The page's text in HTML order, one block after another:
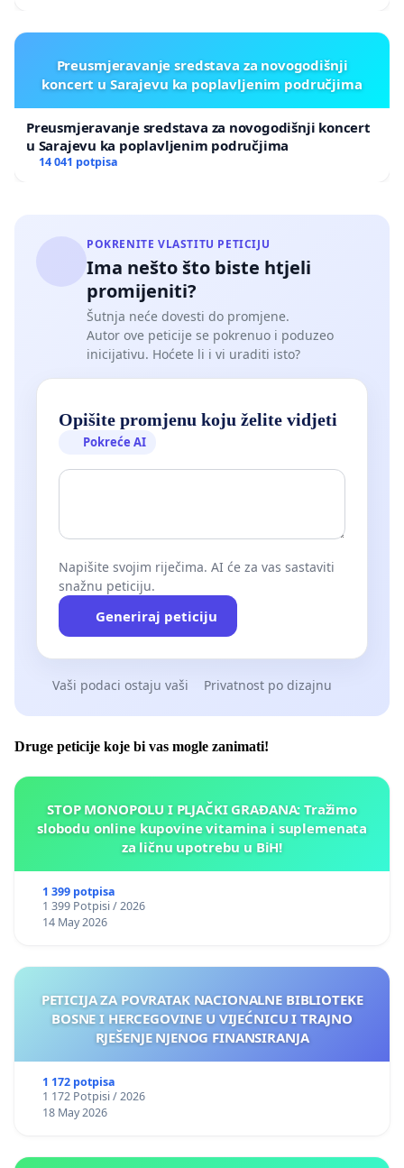
Preusmjeravanje sredstava za novogodišnji
koncert u Sarajevu ka poplavljenim područjima
Preusmjeravanje sredstava za novogodišnji koncert
u Sarajevu ka poplavljenim područjima
14 041 potpisa
POKRENITE VLASTITU PETICIJU
Ima nešto što biste htjeli
promijeniti?
Šutnja neće dovesti do promjene.
Autor ove peticije se pokrenuo i poduzeo
inicijativu. Hoćete li i vi uraditi isto?
Opišite promjenu koju želite vidjeti
Pokreće AI
Napišite svojim riječima. AI će za vas sastaviti
snažnu peticiju.
Generiraj peticiju
Vaši podaci ostaju vaši Privatnost po dizajnu
Druge peticije koje bi vas mogle zanimati!
STOP MONOPOLU I PLJAČKI GRAĐANA: Tražimo
slobodu online kupovine vitamina i suplemenata
za ličnu upotrebu u BiH!
1 399 potpisa
1 399 Potpisi / 2026
14 May 2026
PETICIJA ZA POVRATAK NACIONALNE BIBLIOTEKE
BOSNE I HERCEGOVINE U VIJEĆNICU I TRAJNO
RJEŠENJE NJENOG FINANSIRANJA
1 172 potpisa
1 172 Potpisi / 2026
18 May 2026